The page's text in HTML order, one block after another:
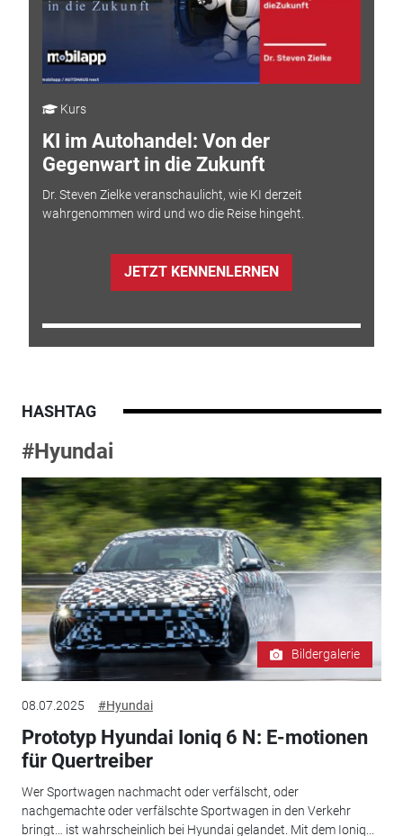
Kurs
KI im Autohandel: Von der
Gegenwart in die Zukunft
Dr. Steven Zielke veranschaulicht, wie KI derzeit
wahrgenommen wird und wo die Reise hingeht.
JETZT KENNENLERNEN
HASHTAG
#Hyundai
Bildergalerie
08.07.2025 #Hyundai
Prototyp Hyundai Ioniq 6 N: E-motionen
für Quertreiber
Wer Sportwagen nachmacht oder verfälscht, oder
nachgemachte oder verfälschte Sportwagen in den Verkehr
bringt… ist wahrscheinlich bei Hyundai gelandet. Mit dem Ioniq...